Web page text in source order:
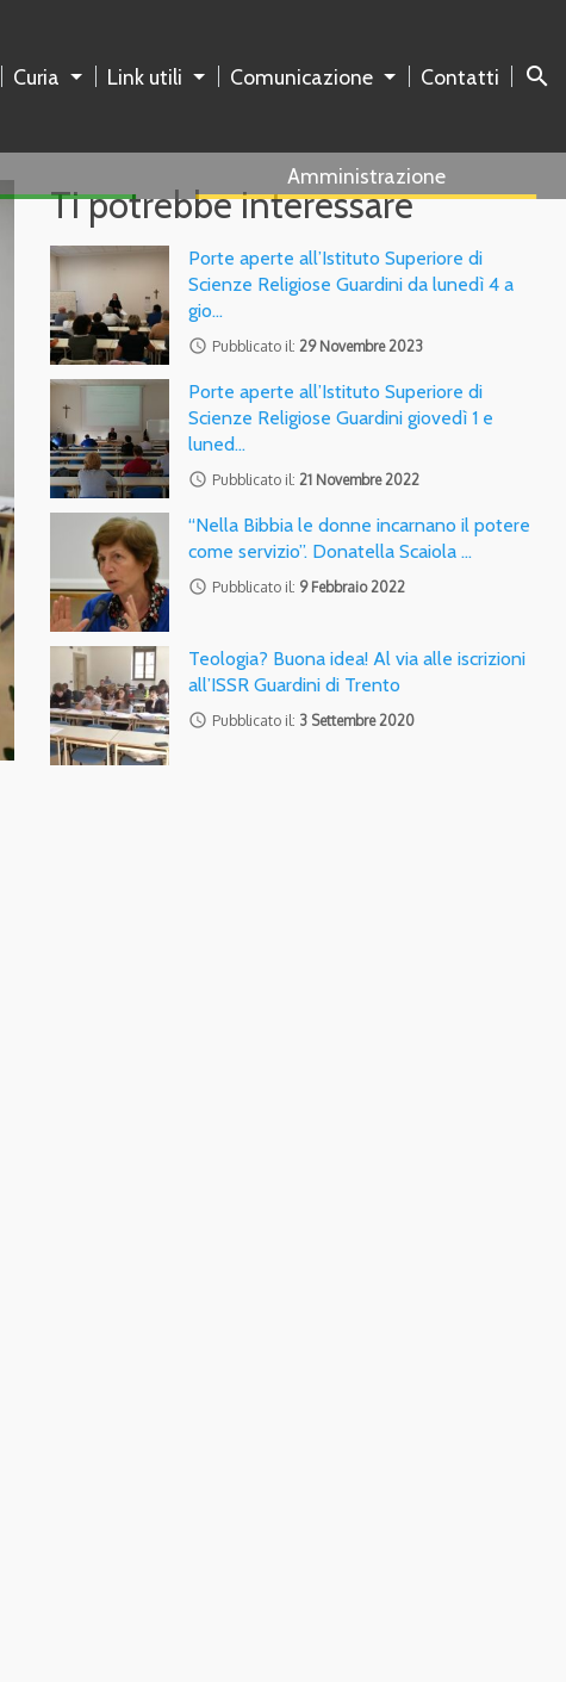
Curia Link utili Comunicazione Contatti search
Amministrazione
Ti potrebbe interessare
Porte aperte all’Istituto Superiore di
Scienze Religiose Guardini da lunedì 4 a
gio…
access_time Pubblicato il: 29 Novembre 2023
Porte aperte all’Istituto Superiore di
Scienze Religiose Guardini giovedì 1 e
luned…
access_time Pubblicato il: 21 Novembre 2022
“Nella Bibbia le donne incarnano il potere
come servizio”. Donatella Scaiola …
access_time Pubblicato il: 9 Febbraio 2022
Teologia? Buona idea! Al via alle iscrizioni
all’ISSR Guardini di Trento
access_time Pubblicato il: 3 Settembre 2020